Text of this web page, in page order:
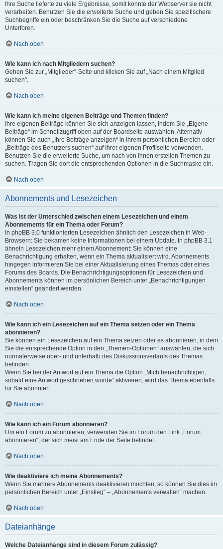
Ihre Suche lieferte zu viele Ergebnisse, somit konnte der Webserver sie nicht
verarbeiten. Benutzen Sie die erweiterte Suche und geben Sie spezifischere
Suchbegriffe ein oder beschränken Sie die Suche auf verschiedene
Unterforen.
Nach oben
Wie kann ich nach Mitgliedern suchen?
Gehen Sie zur „Mitglieder“-Seite und klicken Sie auf „Nach einem Mitglied
suchen“.
Nach oben
Wie kann ich meine eigenen Beiträge und Themen finden?
Ihre eigenen Beiträge können Sie sich anzeigen lassen, indem Sie „Eigene
Beiträge“ im Schnellzugriff oben auf der Boardseite auswählen. Alternativ
können Sie auch „Ihre Beiträge anzeigen“ in Ihrem persönlichen Bereich oder
„Beiträge des Benutzers suchen“ auf Ihrer eigenen Profilseite verwenden.
Benutzen Sie die erweiterte Suche, um nach von Ihnen erstellen Themen zu
suchen. Tragen Sie dort die entsprechenden Optionen in die Suchmaske ein.
Nach oben
Abonnements und Lesezeichen
Was ist der Unterschied zwischen einem Lesezeichen und einem
Abonnements für ein Thema oder Forum?
In phpBB 3.0 funktionierten Lesezeichen ähnlich den Lesezeichen in Web-
Browsern: Sie bekamen keine Informationen bei einem Update. In phpBB 3.1
ähneln Lesezeichen mehr einem Abonnement: Sie können eine
Benachrichtigung erhalten, wenn ein Thema aktualisiert wird. Abonnements
hingegen informieren Sie bei einer Aktualisierung eines Themas oder eines
Forums des Boards. Die Benachrichtigungsoptionen für Lesezeichen und
Abonnements können im persönlichen Bereich unter „Benachrichtigungen
einstellen“ geändert werden.
Nach oben
Wie kann ich ein Lesezeichen auf ein Thema setzen oder ein Thema
abonnieren?
Sie können ein Lesezeichen auf ein Thema setzen oder es abonnieren, in dem
Sie die entsprechende Option in den „Themen-Optionen“ auswählen, die sich
normalerweise ober- und unterhalb des Diskussionsverlaufs des Themas
befinden.
Wenn Sie bei der Antwort auf ein Thema die Option „Mich benachrichtigen,
sobald eine Antwort geschrieben wurde“ aktivieren, wird das Thema ebenfalls
für Sie abonniert.
Nach oben
Wie kann ich ein Forum abonnieren?
Um ein Forum zu abonnieren, verwenden Sie im Forum den Link „Forum
abonnieren“, der sich meist am Ende der Seite befindet.
Nach oben
Wie deaktiviere ich meine Abonnements?
Wenn Sie mehrere Abonnements deaktivieren möchten, so können Sie dies im
persönlichen Bereich unter „Einstieg“ – „Abonnements verwalten“ machen.
Nach oben
Dateianhänge
Welche Dateianhänge sind in diesem Forum zulässig?